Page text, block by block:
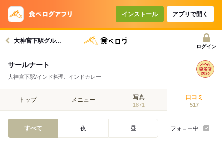
インストール アプリで開く
大神宮下駅グルメへ
ログイン
サールナート
大神宮下駅/インド料理､ インドカレー
トップ メニュー 写真
1871
口コミ
517
すべて 夜 昼 フォロー中